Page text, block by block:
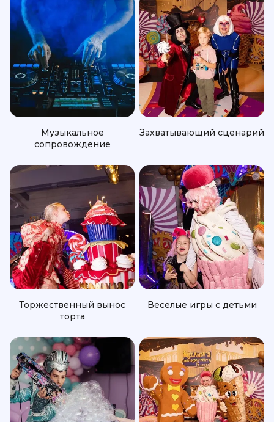
Музыкальное
сопровождение
Захватывающий сценарий
Торжественный вынос
торта
Веселые игры с детьми